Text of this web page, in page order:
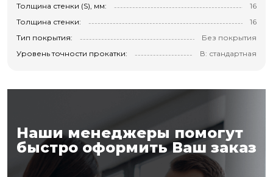
Толщина стенки (S), мм:
16
Толщина стенки:
16
Тип покрытия:
Без покрытия
Уровень точности прокатки:
В: стандартная
Наши менеджеры помогут
быстро оформить Ваш заказ